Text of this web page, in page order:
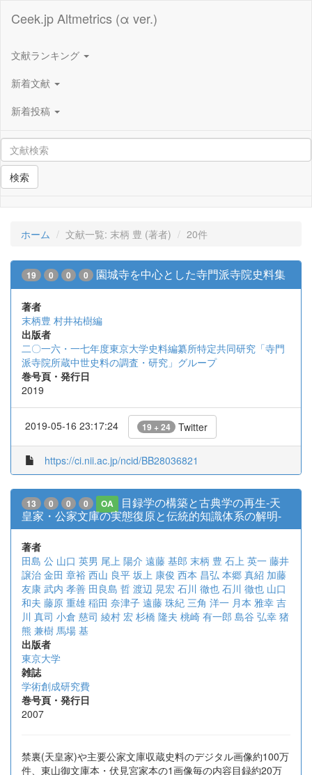
Ceek.jp Altmetrics (α ver.)
文献ランキング
新着文献
新着投稿
検索
ホーム 文献一覧: 末柄 豊 (著者) 20件
19 0 0 0 園城寺を中心とした寺門派寺院史料集
著者
末柄豊 村井祐樹編
出版者
二〇一六・一七年度東京大学史料編纂所特定共同研究「寺門
派寺院所蔵中世史料の調査・研究」グループ
巻号頁・発行日
2019
2019-05-16 23:17:24 19 + 24 Twitter
https://ci.nii.ac.jp/ncid/BB28036821
13 0 0 0 OA
目録学の構築と古典学の再生-天
皇家・公家文庫の実態復原と伝統的知識体系の解明-
著者
田島 公 山口 英男 尾上 陽介 遠藤 基郎 末柄 豊 石上 英一 藤井
譲治 金田 章裕 西山 良平 坂上 康俊 西本 昌弘 本郷 真紹 加藤
友康 武内 孝善 田良島 哲 渡辺 晃宏 石川 徹也 石川 徹也 山口
和夫 藤原 重雄 稲田 奈津子 遠藤 珠紀 三角 洋一 月本 雅幸 吉
川 真司 小倉 慈司 綾村 宏 杉橋 隆夫 桃崎 有一郎 島谷 弘幸 猪
熊 兼樹 馬場 基
出版者
東京大学
雑誌
学術創成研究費
巻号頁・発行日
2007
禁裏(天皇家)や主要公家文庫収蔵史料のデジタル画像約100万
件、東山御文庫本・伏見宮家本の1画像毎の内容目録約20万